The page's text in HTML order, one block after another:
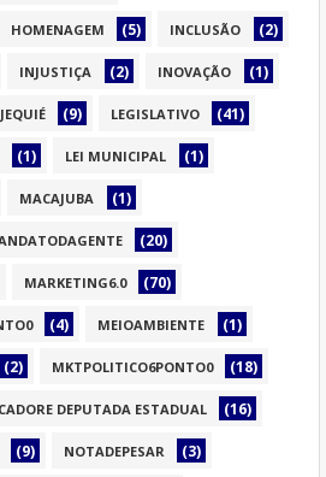
HOMENAGEM (5) INCLUSÃO (2)
INJUSTIÇA (2) INOVAÇÃO (1)
JEQUIÉ (9) LEGISLATIVO (41)
(1) LEI MUNICIPAL (1)
MACAJUBA (1)
(20)
MARKETING6.0 (70)
(4) MEIOAMBIENTE (1)
(2) MKTPOLITICO6PONTO0 (18)
DEPUTADA ESTADUAL (16)
(9) NOTADEPESAR (3)